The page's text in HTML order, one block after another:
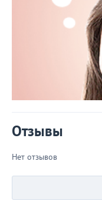
Отзывы
Нет отзывов